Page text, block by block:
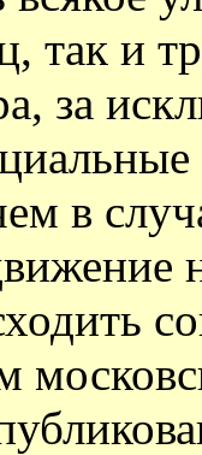
так и
за
в